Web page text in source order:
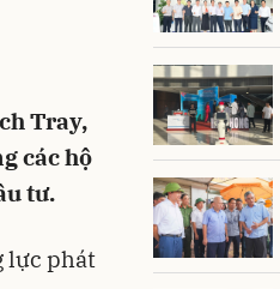
Tray,
các hộ
tư.
lực phát